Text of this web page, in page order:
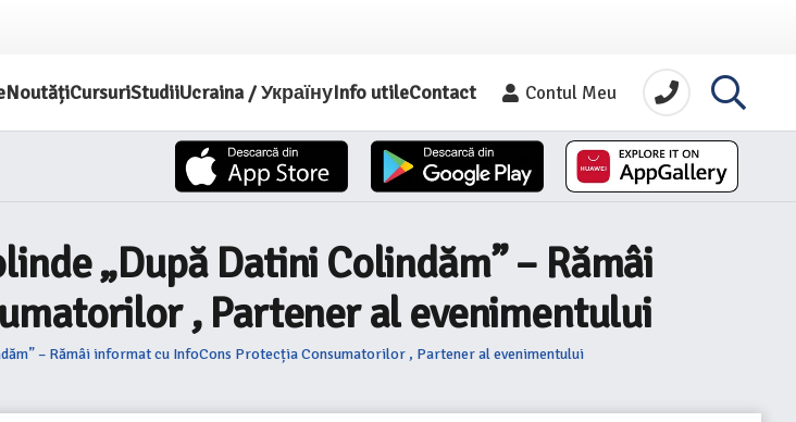
NoutățiCursuriStudiiUcraina / УкраїнуInfo utileContact Contul Meu
„După Datini Colindăm” – Rămâi
, Partener al evenimentului
– Rămâi informat cu InfoCons Protecția Consumatorilor , Partener al evenimentului